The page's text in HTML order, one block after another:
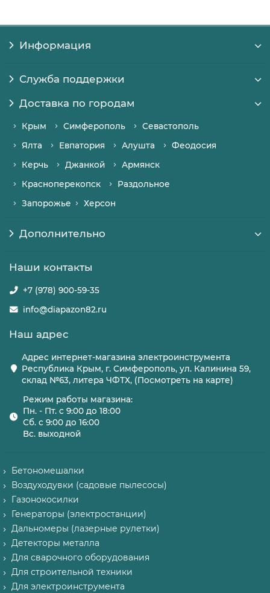
Информация
Служба поддержки
Доставка по городам
Крым Симферополь
Севастополь
Ялта
Евпатория Алушта
Феодосия
Керчь
Джанкой
Армянск
Красноперекопск
Раздольное
Запорожье
Херсон
Дополнительно
Наши контакты
+7 (978) 900-59-35
info@diapazon82.ru
Наш адрес
Адрес интернет-магазина электроинструмента
Республика Крым, г. Симферополь, ул. Калинина 59,
склад №63, литера ЧФТХ, (Посмотреть на карте)
Режим работы магазина:
Пн. - Пт. с 9:00 до 18:00
Сб. с 9:00 до 16:00
Вс. выходной
Бетономешалки
Воздуходувки (садовые пылесосы)
Газонокосилки
Генераторы (электростанции)
Дальномеры (лазерные рулетки)
Детекторы металла
Для сварочного оборудования
Для строительной техники
Для электроинструмента